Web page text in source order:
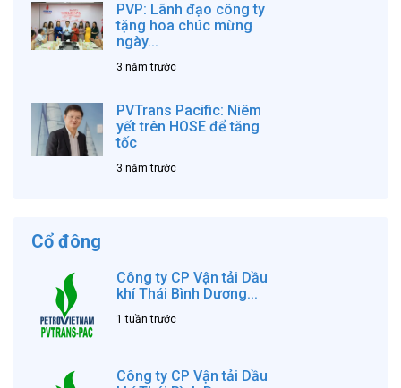
PVP: Lãnh đạo công ty
tặng hoa chúc mừng
ngày...
3 năm trước
PVTrans Pacific: Niêm
yết trên HOSE để tăng
tốc
3 năm trước
Cổ đông
Công ty CP Vận tải Dầu
khí Thái Bình Dương...
1 tuần trước
Công ty CP Vận tải Dầu